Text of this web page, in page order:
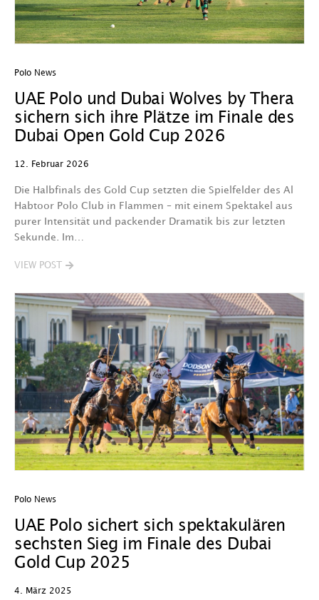
Polo News
UAE Polo und Dubai Wolves by Thera
sichern sich ihre Plätze im Finale des
Dubai Open Gold Cup 2026
12. Februar 2026
Die Halbfinals des Gold Cup setzten die Spielfelder des Al
Habtoor Polo Club in Flammen – mit einem Spektakel aus
purer Intensität und packender Dramatik bis zur letzten
Sekunde. Im…
VIEW POST
Polo News
UAE Polo sichert sich spektakulären
sechsten Sieg im Finale des Dubai
Gold Cup 2025
4. März 2025